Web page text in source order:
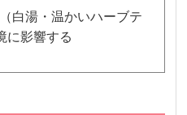
白湯・温かいハーブテ
に影響する